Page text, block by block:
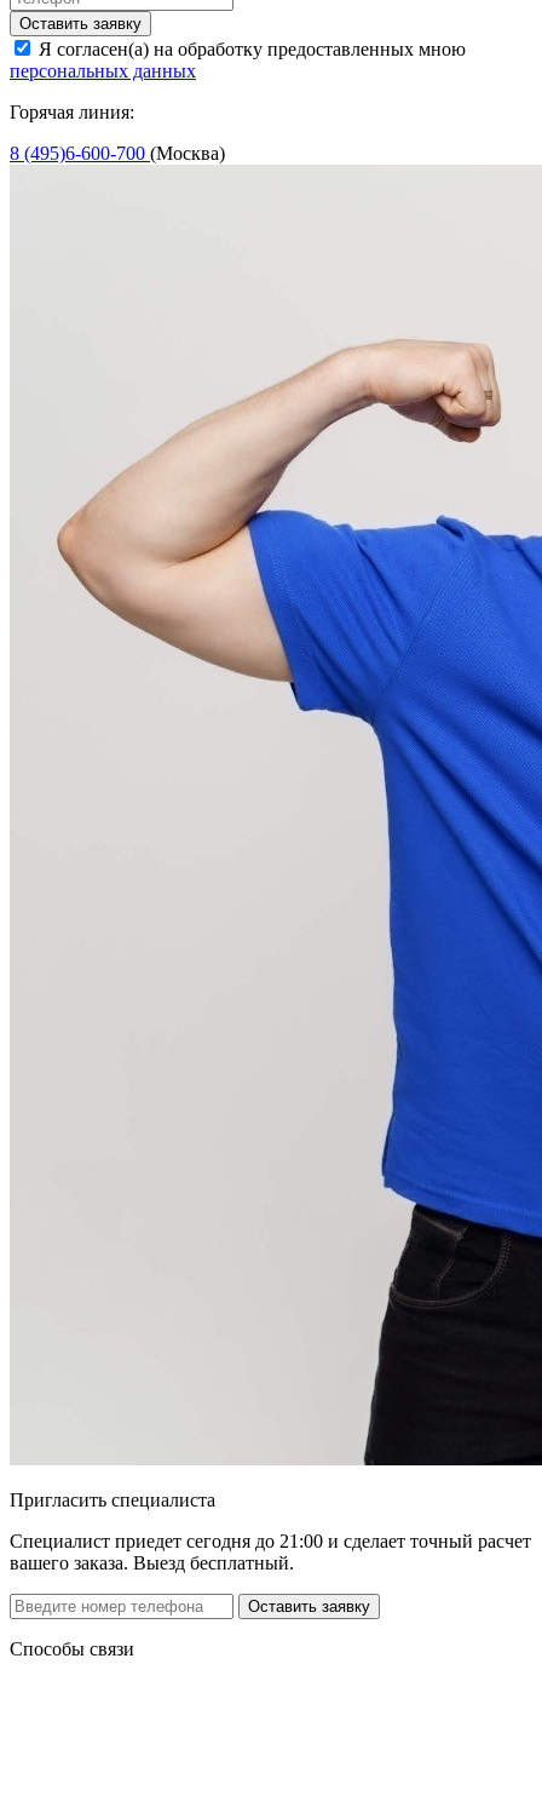
Оставить заявку
Я согласен(а) на обработку предоставленных мною
персональных данных
Горячая линия:
8 (495)6-600-700 (Москва)
Пригласить специалиста
Специалист приедет сегодня до 21:00 и сделает точный расчет
вашего заказа. Выезд бесплатный.
Способы связи